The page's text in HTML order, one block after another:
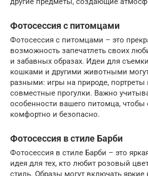
Фотосессия с питомцами
Фотосессия с питомцами – это
возможность запечатлеть своих
и забавных образах. Идеи для
кошками и другими животными
разными: игры на природе, портреты
совместные прогулки. Важно
особенности вашего питомца,
комфортно и безопасно.
Фотосессия в стиле Барби
Фотосессия в стиле Барби – это
идея для тех, кто любит розовый
стиль. Образы могут включать